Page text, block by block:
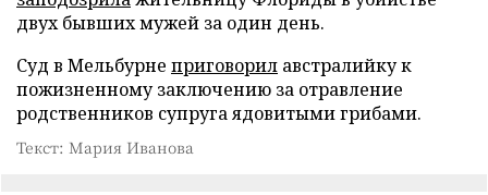
двух бывших мужей за один день.
Суд в Мельбурне приговорил австралийку к
пожизненному заключению за отравление
родственников супруга ядовитыми грибами.
Текст: Мария Иванова